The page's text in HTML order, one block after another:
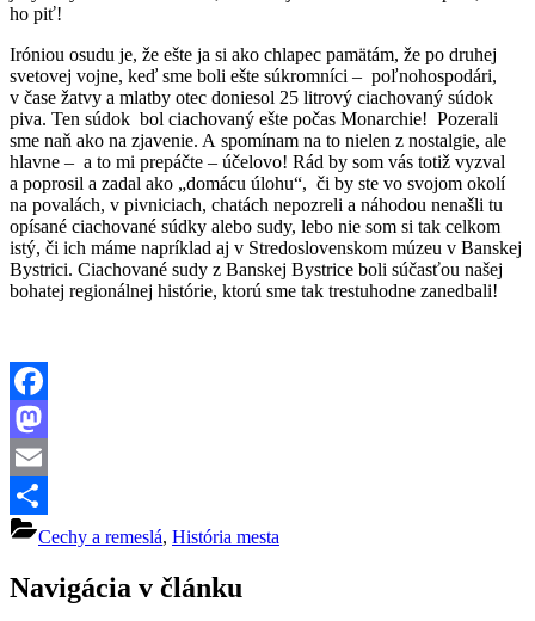
ho piť!
Iróniou osudu je, že ešte ja si ako chlapec pamätám, že po druhej
svetovej vojne, keď sme boli ešte súkromníci – poľnohospodári,
v čase žatvy a mlatby otec doniesol 25 litrový ciachovaný súdok
piva. Ten súdok bol ciachovaný ešte počas Monarchie! Pozerali
sme naň ako na zjavenie. A spomínam na to nielen z nostalgie, ale
hlavne – a to mi prepáčte – účelovo! Rád by som vás totiž vyzval
a poprosil a zadal ako „domácu úlohu“, či by ste vo svojom okolí
na povalách, v pivniciach, chatách nepozreli a náhodou nenašli tu
opísané ciachované súdky alebo sudy, lebo nie som si tak celkom
istý, či ich máme napríklad aj v Stredoslovenskom múzeu v Banskej
Bystrici. Ciachované sudy z Banskej Bystrice boli súčasťou našej
bohatej regionálnej histórie, ktorú sme tak trestuhodne zanedbali!
Facebook
Mastodon
Email
ShareCechy a remeslá, História mesta
Navigácia v článku